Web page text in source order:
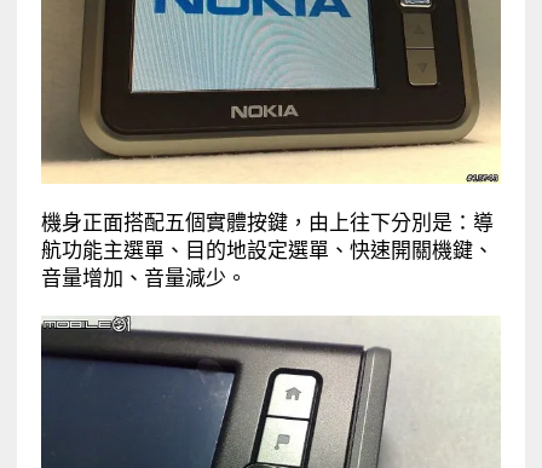
機身正面搭配五個實體按鍵，由上往下分別是：導
航功能主選單、目的地設定選單、快速開關機鍵、
音量增加、音量減少。